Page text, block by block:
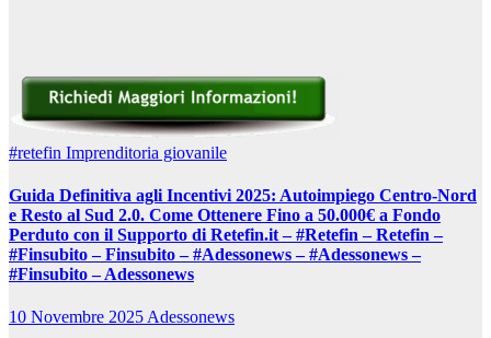
#retefin Imprenditoria giovanile
Guida Definitiva agli Incentivi 2025: Autoimpiego Centro-Nord
e Resto al Sud 2.0. Come Ottenere Fino a 50.000€ a Fondo
Perduto con il Supporto di Retefin.it – #Retefin – Retefin –
#Finsubito – Finsubito – #Adessonews – #Adessonews –
#Finsubito – Adessonews
10 Novembre 2025 Adessonews